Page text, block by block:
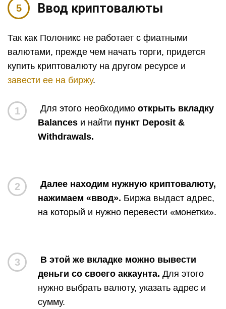
Ввод криптовалюты
Так как Полоникс не работает с фиатными
валютами, прежде чем начать торги, придется
купить криптовалюту на другом ресурсе и
завести ее на биржу.
1 Для этого необходимо открыть вкладку
Balances и найти пункт Deposit &
Withdrawals.
2
Далее находим нужную криптовалюту,
нажимаем «ввод». Биржа выдаст адрес,
на который и нужно перевести «монетки».
3
В этой же вкладке можно вывести
деньги со своего аккаунта. Для этого
нужно выбрать валюту, указать адрес и
сумму.